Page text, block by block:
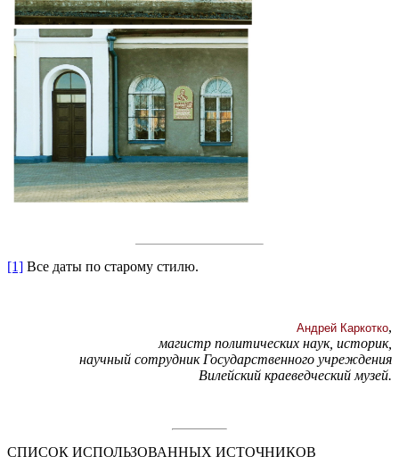
[1] Все даты по старому стилю.
Андрей Каркотко,
магистр политических наук, историк,
научный сотрудник Государственного учреждения
Вилейский краеведческий музей.
СПИСОК ИСПОЛЬЗОВАННЫХ ИСТОЧНИКОВ